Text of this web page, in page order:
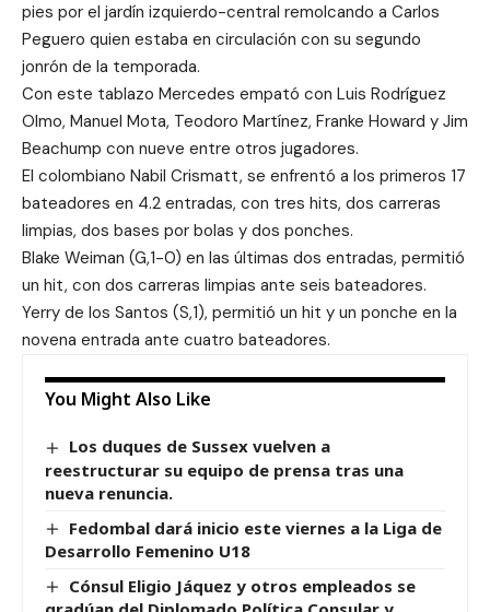
pies por el jardín izquierdo-central remolcando a Carlos
Peguero quien estaba en circulación con su segundo
jonrón de la temporada.
Con este tablazo Mercedes empató con Luis Rodríguez
Olmo, Manuel Mota, Teodoro Martínez, Franke Howard y Jim
Beachump con nueve entre otros jugadores.
El colombiano Nabil Crismatt, se enfrentó a los primeros 17
bateadores en 4.2 entradas, con tres hits, dos carreras
limpias, dos bases por bolas y dos ponches.
Blake Weiman (G,1-0) en las últimas dos entradas, permitió
un hit, con dos carreras limpias ante seis bateadores.
Yerry de los Santos (S,1), permitió un hit y un ponche en la
novena entrada ante cuatro bateadores.
You Might Also Like
Los duques de Sussex vuelven a
reestructurar su equipo de prensa tras una
nueva renuncia.
Fedombal dará inicio este viernes a la Liga de
Desarrollo Femenino U18
Cónsul Eligio Jáquez y otros empleados se